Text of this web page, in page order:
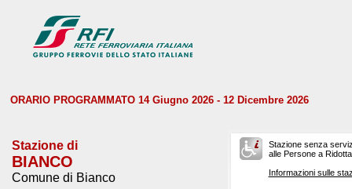
ORARIO PROGRAMMATO 14 Giugno 2026 - 12 Dicembre 2026
Stazione di
BIANCO
Comune di Bianco
Stazione senza
alle Persone a
Informazioni sulle